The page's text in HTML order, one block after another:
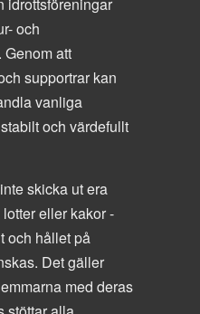
och
Genom att
supportrar kan
vanliga
och värdefullt
skicka ut era
eller kakor -
och hållet på
Det gäller
med deras